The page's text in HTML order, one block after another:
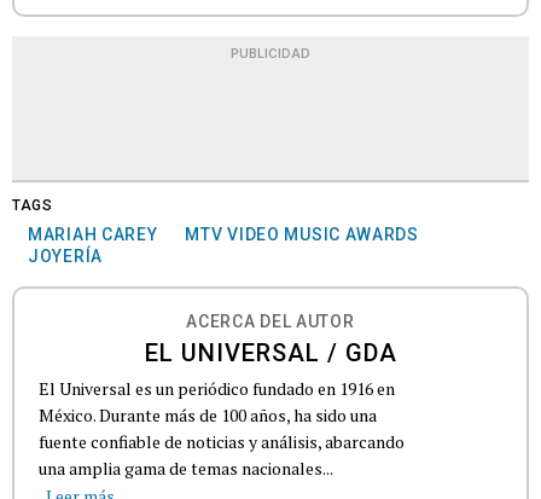
PUBLICIDAD
TAGS
MARIAH CAREY
MTV VIDEO MUSIC AWARDS
JOYERÍA
ACERCA DEL AUTOR
EL UNIVERSAL / GDA
El Universal es un periódico fundado en 1916 en
México. Durante más de 100 años, ha sido una
fuente confiable de noticias y análisis, abarcando
una amplia gama de temas nacionales...